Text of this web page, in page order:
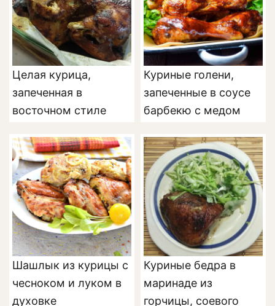
Целая курица,
запеченная в
восточном стиле
Куриные голени,
запеченные в соусе
барбекю с медом
Шашлык из курицы с
чесноком и луком в
духовке
Куриные бедра в
маринаде из
горчицы, соевого